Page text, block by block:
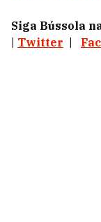
Siga Bússola
Twitter